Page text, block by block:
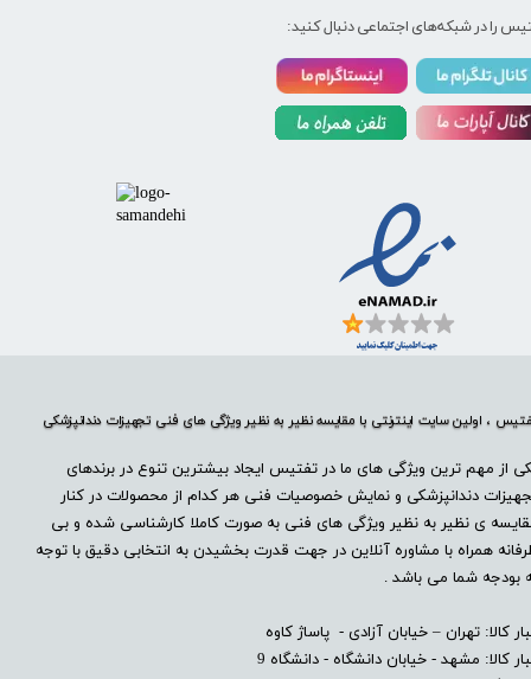
، اولین سایت اینترنتی با مقایسه نظیر به نظیر ویژگی های فنی تجهیزات دندانپزشکی
از مهم ترین ویژگی های ما در تفتیس ایجاد بیشترین تنوع در برندهای
دندانپزشکی و نمایش خصوصیات فنی هر کدام از محصولات در کنار
ی نظیر به نظیر ویژگی های فنی به صورت کاملا کارشناسی شده و بی
همراه با مشاوره آنلاین در جهت قدرت بخشیدن به انتخابی دقیق با توجه
بودجه شما می باشد .
کالا: تهران – خیابان آزادی - پاساژ کاوه
کالا: مشهد - خیابان دانشگاه - دانشگاه 9
را در شبکه‌های اجتماعی دنبال کنید: